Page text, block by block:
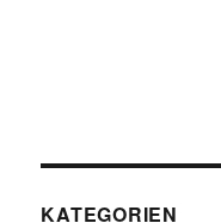
KATEGORIEN